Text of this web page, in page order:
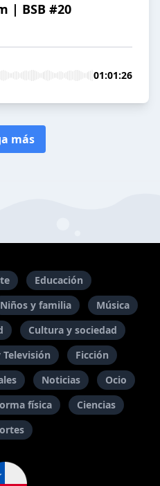
| BSB #20
01:01:26
más
Educación
Niños y familia
Música
Cultura y sociedad
Televisión
Ficción
Noticias
Ocio
física
Ciencias